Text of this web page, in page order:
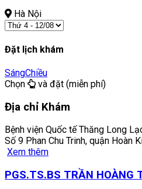
Hà Nội
Đặt lịch khám
SángChiều
Chọn
và đặt (miễn phí)
Địa chỉ Khám
Bệnh viện Quốc tế Thăng Long
Số 9 Phan Chu Trinh, quận Hoàn
Xem thêm
PGS.TS.BS TRẦN HOÀNG